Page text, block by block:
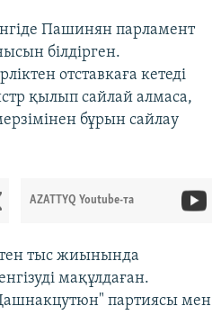
Пашинян парламент
білдірген.
отставкаға кетеді
қылып сайлай алмаса,
бұрын сайлау
AZATTYQ Youtube-та
тыс жиынында
мақұлдаған.
партиясы мен